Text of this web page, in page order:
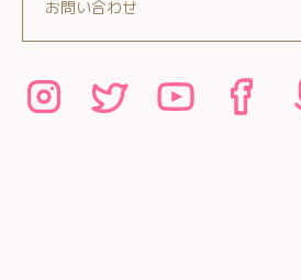
お問い合わせ